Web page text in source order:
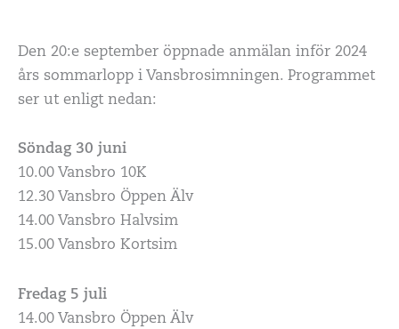
Den 20:e september öppnade anmälan inför 2024
års sommarlopp i Vansbrosimningen. Programmet
ser ut enligt nedan:
Söndag 30 juni
10.00 Vansbro 10K
12.30 Vansbro Öppen Älv
14.00 Vansbro Halvsim
15.00 Vansbro Kortsim
Fredag 5 juli
14.00 Vansbro Öppen Älv